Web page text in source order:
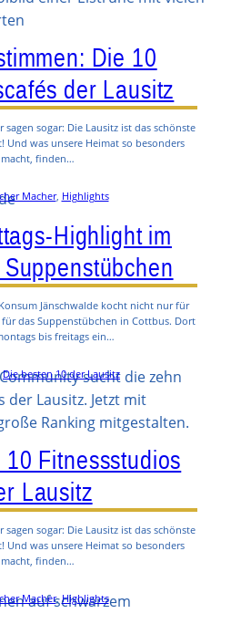
Die 10
der Lausitz
sogar: Die Lausitz ist das schönste
Und was unsere Heimat so besonders
macht, finden…
Macher, Highlights
Highlight im
Jänschwalde kocht nicht nur für
das Suppenstübchen in Cottbus. Dort
bis freitags ein…
Die besten 10 der Lausitz
Fitnessstudios
Lausitz
sogar: Die Lausitz ist das schönste
Und was unsere Heimat so besonders
macht, finden…
Macher, Highlights